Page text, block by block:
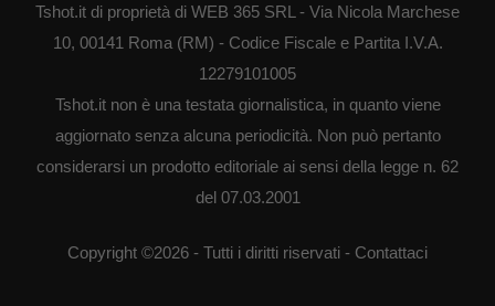
Tshot.it di proprietà di WEB 365 SRL - Via Nicola Marchese
10, 00141 Roma (RM) - Codice Fiscale e Partita I.V.A.
12279101005
Tshot.it non è una testata giornalistica, in quanto viene
aggiornato senza alcuna periodicità. Non può pertanto
considerarsi un prodotto editoriale ai sensi della legge n. 62
del 07.03.2001
Copyright ©2026 - Tutti i diritti riservati - Contattaci